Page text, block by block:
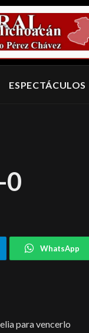
ESPECTÁCULOS
0
WhatsApp
para vencerlo